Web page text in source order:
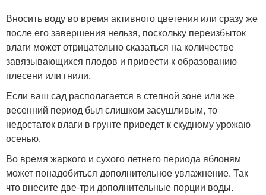
Вносить воду во время активного цветения или сразу же
после его завершения нельзя, поскольку переизбыток
влаги может отрицательно сказаться на количестве
завязывающихся плодов и привести к образованию
плесени или гнили.
Если ваш сад располагается в степной зоне или же
весенний период был слишком засушливым, то
недостаток влаги в грунте приведет к скудному урожаю
осенью.
Во время жаркого и сухого летнего периода яблоням
может понадобиться дополнительное увлажнение. Так
что внесите две-три дополнительные порции воды.